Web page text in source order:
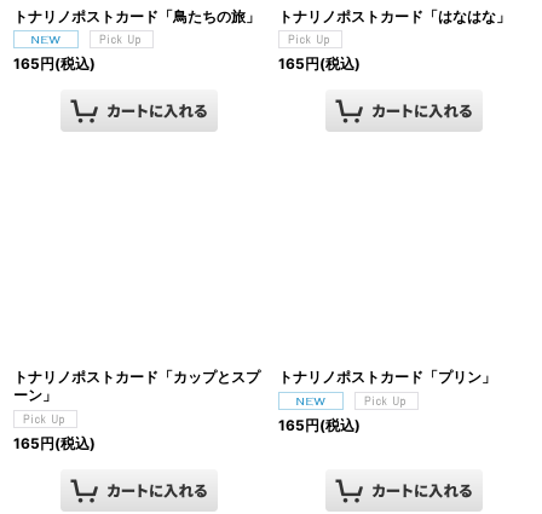
トナリノポストカード「鳥たちの旅」
165円(税込)
トナリノポストカード「はなはな」
165円(税込)
トナリノポストカード「カップとスプ
ーン」
165円(税込)
トナリノポストカード「プリン」
165円(税込)